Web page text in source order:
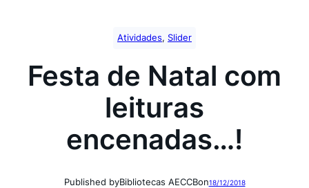
Atividades, Slider
Festa de Natal com
leituras
encenadas…!
Published byBibliotecas AECCBon18/12/2018